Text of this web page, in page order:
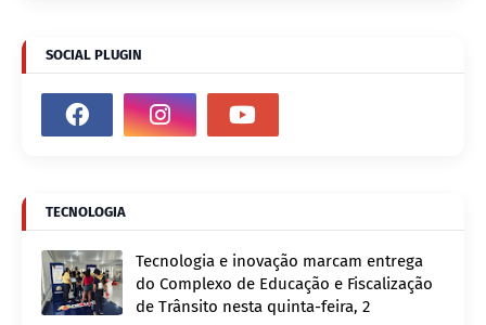
SOCIAL PLUGIN
TECNOLOGIA
Tecnologia e inovação marcam entrega
do Complexo de Educação e Fiscalização
de Trânsito nesta quinta-feira, 2